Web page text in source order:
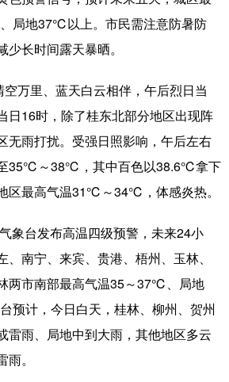
科普 体育 文化
央文件 金融 汽车
人居 信息化 乡村振兴
城市 旅游 能源
彩票 娱乐 时尚
公益 书画 一带一路
公司 文化产业
天津
局地37℃以上。市民需注意防暑防
长时间露天暴晒。
万里、蓝天白云相伴，午后烈日当
日16时，除了桂东北部分地区出现阵
无雨打扰。受强日照影响，午后左右
35℃～38℃，其中百色以38.6℃拿下
区最高气温31℃～34℃，体感炎热。
台发布高温四级预警，未来24小
南宁、来宾、贵港、梧州、玉林、
两市南部最高气温35～37℃、局地
预计，今日白天，桂林、柳州、贺州
雷雨、局地中到大雨，其他地区多云
。